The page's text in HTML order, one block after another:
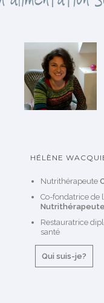
s
HÉLÈNE
Nutrithérapeute
Co-fondatrice de l’
Restauratrice
santé
Qui suis-je?